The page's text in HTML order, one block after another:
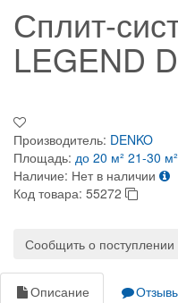
Сплит-
LEGEND
Производитель: DENKO
Площадь: до 20 м² 21-30 м²
Наличие: Нет в наличии
Код товара: 55272
Сообщить о поступлении
Описание